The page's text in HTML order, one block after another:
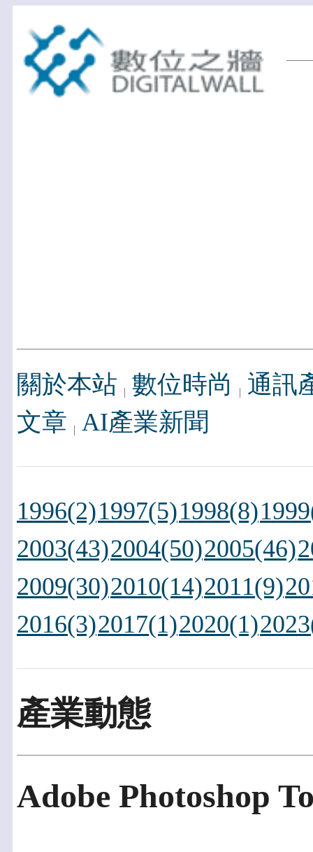
關於本站 數位時尚
通訊
文章 AI產業新聞
1996(2)1997(5)1998(8)
2003(43)2004(50)2005(46)
2009(30)2010(14)2011(9)
2016(3)2017(1)2020(1)
產業動態
Adobe Photoshop